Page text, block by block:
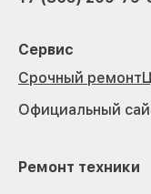
Сервис
Срочный ремонт
Официальный
Ремонт техники